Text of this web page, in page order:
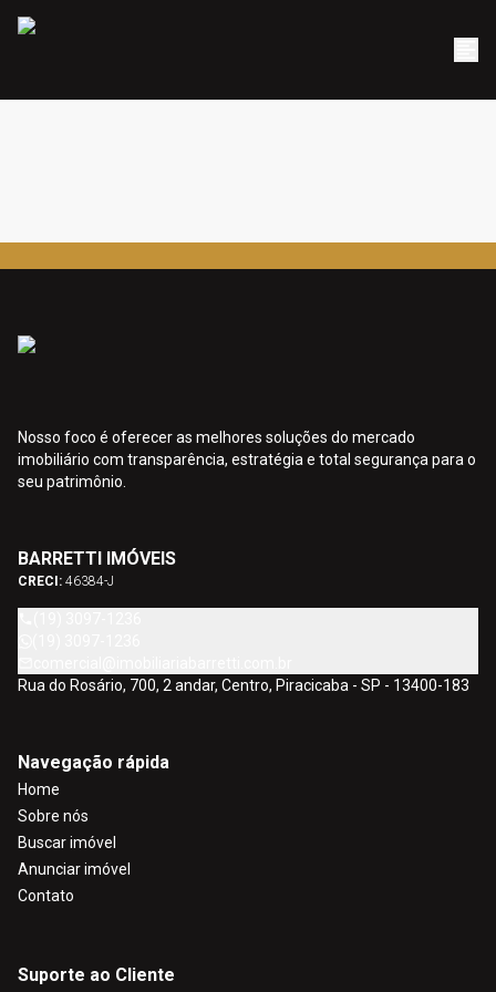
Nosso foco é oferecer as melhores soluções do mercado
imobiliário com transparência, estratégia e total segurança para o
seu patrimônio.
BARRETTI IMÓVEIS
CRECI: 46384-J
Rua do Rosário, 700, 2 andar, Centro, Piracicaba - SP - 13400-183
Navegação rápida
Home
Sobre nós
Buscar imóvel
Anunciar imóvel
Contato
Suporte ao Cliente